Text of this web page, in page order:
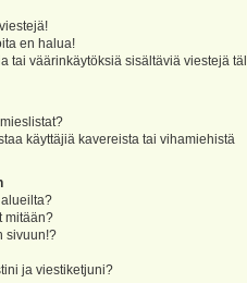
en halua!
tai väärinkäytöksiä sisältäviä viestejä
käyttäjiä kavereista tai vihamiehistä
mitään?
sivuun!?
ja viestiketjuni?